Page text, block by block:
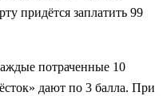
придётся заплатить 99
потраченные 10
дают по 3 балла. При